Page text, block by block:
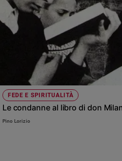
FEDE E SPIRITUALITÀ
Le condanne al libro di don
Pino Lorizio